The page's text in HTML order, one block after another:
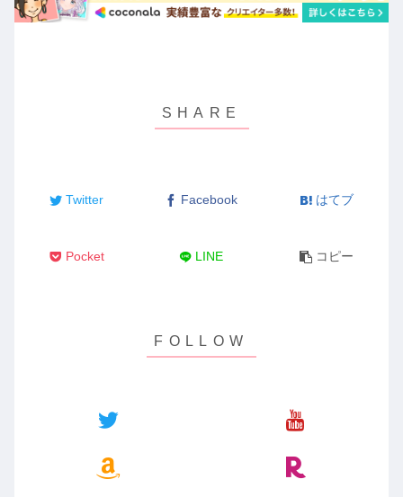
Twitter Facebook はてブ
Pocket LINE コピー